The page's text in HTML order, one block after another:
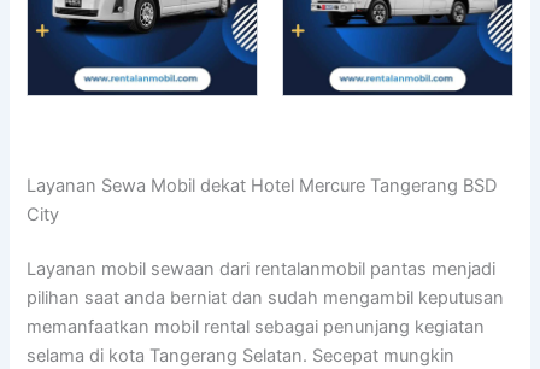
Layanan Sewa Mobil dekat Hotel Mercure Tangerang BSD
City
Layanan mobil sewaan dari rentalanmobil pantas menjadi
pilihan saat anda berniat dan sudah mengambil keputusan
memanfaatkan mobil rental sebagai penunjang kegiatan
selama di kota Tangerang Selatan. Secepat mungkin